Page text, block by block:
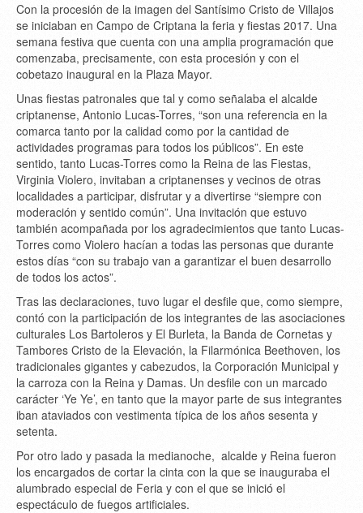
Con la procesión de la imagen del Santísimo Cristo de Villajos
se iniciaban en Campo de Criptana la feria y fiestas 2017. Una
semana festiva que cuenta con una amplia programación que
comenzaba, precisamente, con esta procesión y con el
cobetazo inaugural en la Plaza Mayor.
Unas fiestas patronales que tal y como señalaba el alcalde
criptanense, Antonio Lucas-Torres, “son una referencia en la
comarca tanto por la calidad como por la cantidad de
actividades programas para todos los públicos”. En este
sentido, tanto Lucas-Torres como la Reina de las Fiestas,
Virginia Violero, invitaban a criptanenses y vecinos de otras
localidades a participar, disfrutar y a divertirse “siempre con
moderación y sentido común”. Una invitación que estuvo
también acompañada por los agradecimientos que tanto Lucas-
Torres como Violero hacían a todas las personas que durante
estos días “con su trabajo van a garantizar el buen desarrollo
de todos los actos”.
Tras las declaraciones, tuvo lugar el desfile que, como siempre,
contó con la participación de los integrantes de las asociaciones
culturales Los Bartoleros y El Burleta, la Banda de Cornetas y
Tambores Cristo de la Elevación, la Filarmónica Beethoven, los
tradicionales gigantes y cabezudos, la Corporación Municipal y
la carroza con la Reina y Damas. Un desfile con un marcado
carácter ‘Ye Ye’, en tanto que la mayor parte de sus integrantes
iban ataviados con vestimenta típica de los años sesenta y
setenta.
Por otro lado y pasada la medianoche, alcalde y Reina fueron
los encargados de cortar la cinta con la que se inauguraba el
alumbrado especial de Feria y con el que se inició el
espectáculo de fuegos artificiales.